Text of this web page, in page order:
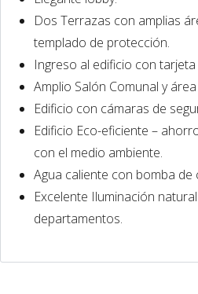
Dos Terrazas con amplias
templado de protección.
Ingreso al edificio con tarjeta
Amplio Salón Comunal y
Edificio con cámaras de
Edificio Eco-eficiente –
con el medio ambiente.
Agua caliente con bomba de
Excelente Iluminación
departamentos.